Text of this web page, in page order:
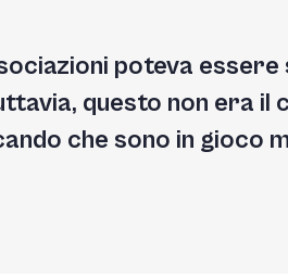
poteva essere
questo non era il
che sono in gioco